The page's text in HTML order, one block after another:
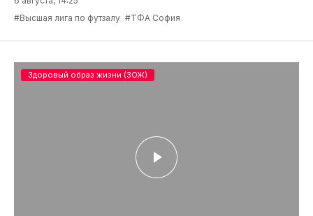
#Высшая лига по футзалу #ТФА София
Здоровый образ жизни (ЗОЖ)